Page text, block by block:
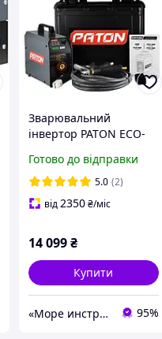
Зварювальний
інвертор PATON ECO-
MMA) 5 років Гарантії
Готово до відправки
5.0 (2)
від2350 ₴/міс
14 099 ₴
Купити
«Море инструментов» 95%